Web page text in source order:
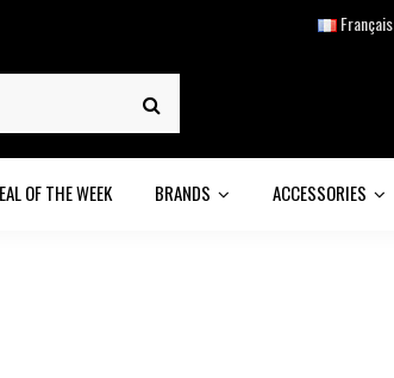
Français
OF THE WEEK BRANDS ACCESSORIES